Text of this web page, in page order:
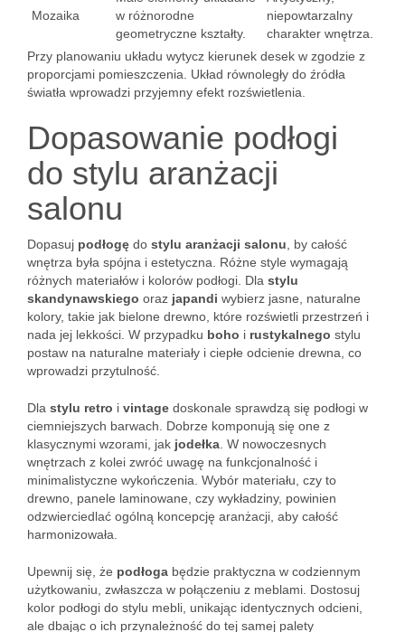
Mozaika
w różnorodne
geometryczne kształty.
niepowtarzalny
charakter wnętrza.
Przy planowaniu układu wytycz kierunek desek w zgodzie z
proporcjami pomieszczenia. Układ równoległy do źródła
światła wprowadzi przyjemny efekt rozświetlenia.
Dopasowanie podłogi
do stylu aranżacji
salonu
Dopasuj podłogę do stylu aranżacji salonu , by całość
wnętrza była spójna i estetyczna. Różne style wymagają
różnych materiałów i kolorów podłogi. Dla stylu
skandynawskiego oraz japandi wybierz jasne, naturalne
kolory, takie jak bielone drewno, które rozświetli przestrzeń i
nada jej lekkości. W przypadku boho i rustykalnego stylu
postaw na naturalne materiały i ciepłe odcienie drewna, co
wprowadzi przytulność.
Dla stylu retro i vintage doskonale sprawdzą się podłogi w
ciemniejszych barwach. Dobrze komponują się one z
klasycznymi wzorami, jak jodełka . W nowoczesnych
wnętrzach z kolei zwróć uwagę na funkcjonalność i
minimalistyczne wykończenia. Wybór materiału, czy to
drewno, panele laminowane, czy wykładziny, powinien
odzwierciedlać ogólną koncepcję aranżacji, aby całość
harmonizowała.
Upewnij się, że podłoga będzie praktyczna w codziennym
użytkowaniu, zwłaszcza w połączeniu z meblami. Dostosuj
kolor podłogi do stylu mebli, unikając identycznych odcieni,
ale dbając o ich przynależność do tej samej palety